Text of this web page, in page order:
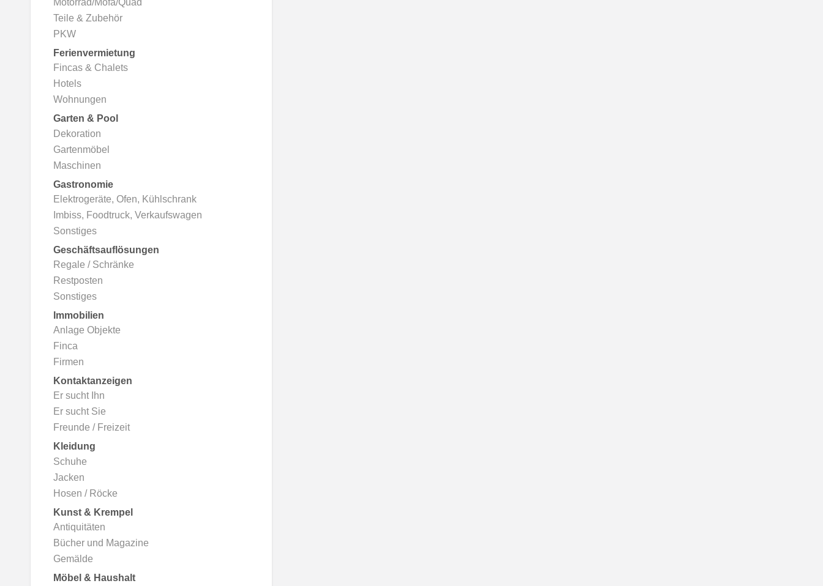
Motorrad/Mofa/Quad
Teile & Zubehör
PKW
Ferienvermietung
Fincas & Chalets
Hotels
Wohnungen
Garten & Pool
Dekoration
Gartenmöbel
Maschinen
Gastronomie
Elektrogeräte, Ofen, Kühlschrank
Imbiss, Foodtruck, Verkaufswagen
Sonstiges
Geschäftsauflösungen
Regale / Schränke
Restposten
Sonstiges
Immobilien
Anlage Objekte
Finca
Firmen
Kontaktanzeigen
Er sucht Ihn
Er sucht Sie
Freunde / Freizeit
Kleidung
Schuhe
Jacken
Hosen / Röcke
Kunst & Krempel
Antiquitäten
Bücher und Magazine
Gemälde
Möbel & Haushalt